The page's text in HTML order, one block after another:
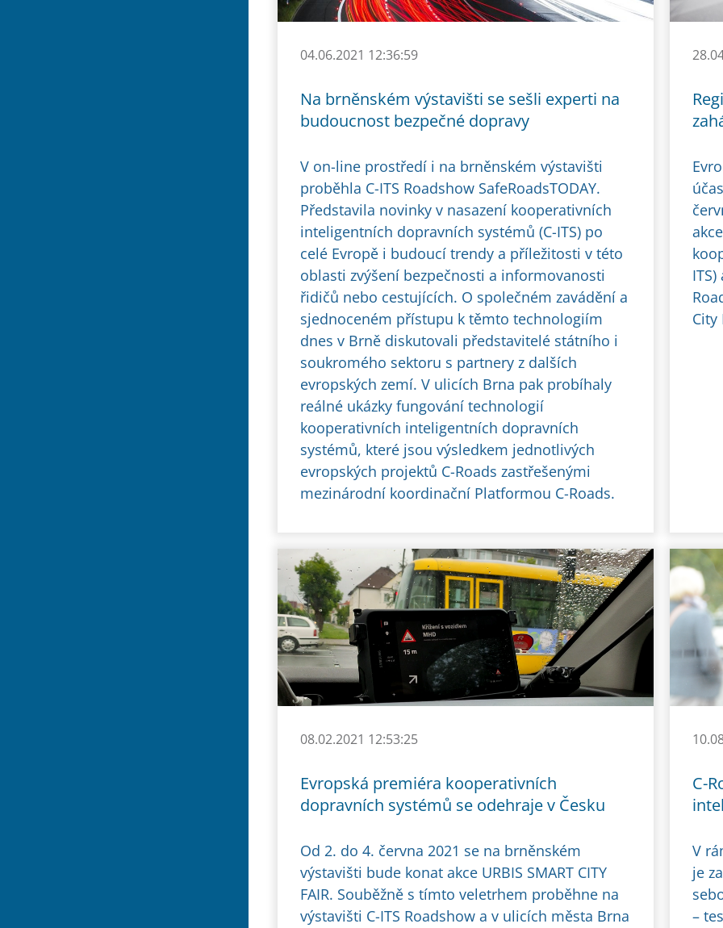
04.06.2021 12:36:59
Na brněnském výstavišti se sešli experti na
budoucnost bezpečné dopravy
V on-line prostředí i na brněnském výstavišti
proběhla C-ITS Roadshow SafeRoadsTODAY.
Představila novinky v nasazení kooperativních
inteligentních dopravních systémů (C-ITS) po
celé Evropě i budoucí trendy a příležitosti v této
oblasti zvýšení bezpečnosti a informovanosti
řidičů nebo cestujících. O společném zavádění a
sjednoceném přístupu k těmto technologiím
dnes v Brně diskutovali představitelé státního i
soukromého sektoru s partnery z dalších
evropských zemí. V ulicích Brna pak probíhaly
reálné ukázky fungování technologií
kooperativních inteligentních dopravních
systémů, které jsou výsledkem jednotlivých
evropských projektů C-Roads zastřešenými
mezinárodní koordinační Platformou C-Roads.
City
08.02.2021 12:53:25
Evropská premiéra kooperativních
dopravních systémů se odehraje v Česku
Od 2. do 4. června 2021 se na brněnském
výstavišti bude konat akce URBIS SMART CITY
FAIR. Souběžně s tímto veletrhem proběhne na
výstavišti C-ITS Roadshow a v ulicích města Brna
C-
V
je
–